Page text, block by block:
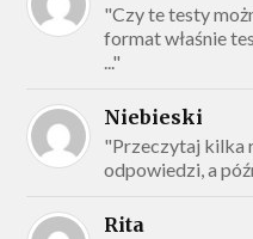
"Czy te testy
format właśnie
..."
Niebieski
"Przeczytaj kilka
odpowiedzi, a
Rita